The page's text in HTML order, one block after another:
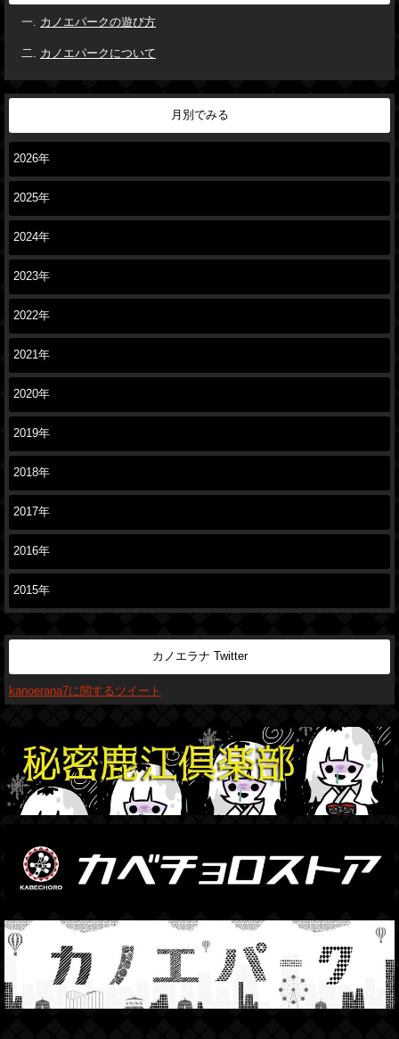
カノエパークの遊び方
カノエパークについて
月別でみる
2026年
2025年
2024年
2023年
2022年
2021年
2020年
2019年
2018年
2017年
2016年
2015年
カノエラナ Twitter
kanoerana7に関するツイート